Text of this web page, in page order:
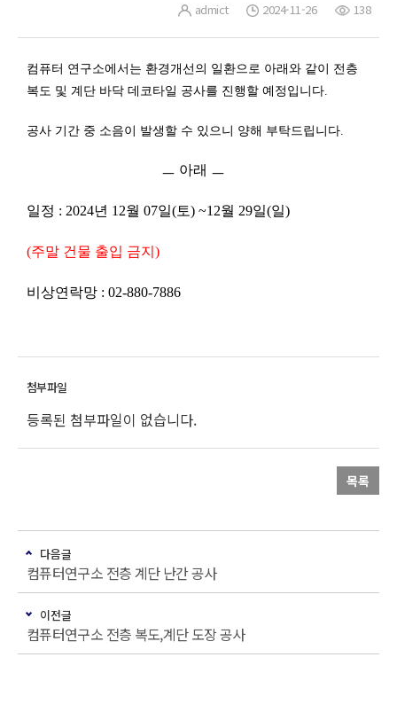
admict 2024-11-26 138
컴퓨터 연구소에서는 환경개선의 일환으로 아래와 같이 전층
복도 및 계단 바닥 데코타일 공사를 진행할 예정입니다.
공사 기간 중 소음이 발생할 수 있으니 양해 부탁드립니다.
ㅡ 아래 ㅡ
일정 : 2024년 12월 07일(토) ~12월 29일(일)
(주말 건물 출입 금지 )
비상연락망 : 02-880-7886
등록된 첨부파일이 없습니다.
목록
다음글
컴퓨터연구소 전층 계단 난간 공사
이전글
컴퓨터연구소 전층 복도,계단 도장 공사